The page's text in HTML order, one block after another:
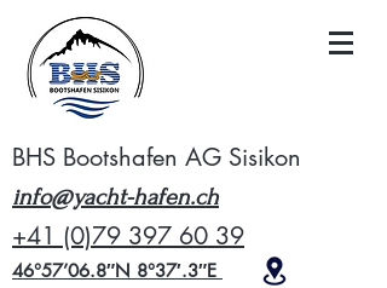
BHS Bootshafen AG Sisikon
info@yacht-hafen.ch
+41 (0)79 397 60 39
46°57’06.8″N 8°37′.3″E